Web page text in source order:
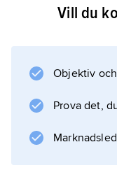
Jørgen
Danmark men
månader av en
övrigt förde
kapare, spion,
Vill du
Objektiv
Prova det,